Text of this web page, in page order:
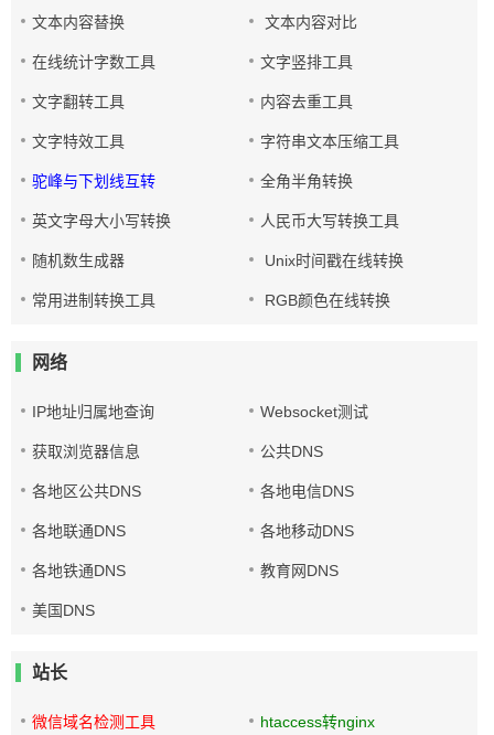
文本内容替换 文本内容对比
在线统计字数工具 文字竖排工具
文字翻转工具 内容去重工具
文字特效工具 字符串文本压缩工具
驼峰与下划线互转 全角半角转换
英文字母大小写转换 人民币大写转换工具
随机数生成器 Unix时间戳在线转换
常用进制转换工具 RGB颜色在线转换
网络
IP地址归属地查询 Websocket测试
获取浏览器信息 公共DNS
各地区公共DNS 各地电信DNS
各地联通DNS 各地移动DNS
各地铁通DNS 教育网DNS
美国DNS
站长
微信域名检测工具 htaccess转nginx